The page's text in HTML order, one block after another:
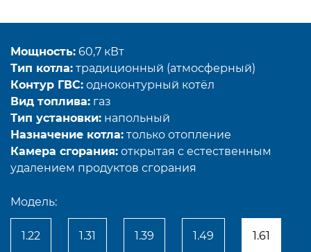
Мощность: 60,7 кВт
Тип котла: традиционный (атмосферный)
Контур ГВС: одноконтурный котёл
Вид топлива: газ
Тип установки: напольный
Назначение котла: только отопление
Камера сгорания: открытая с естественным
удалением продуктов сгорания
Модель:
1.22 1.31 1.39 1.49 1.61